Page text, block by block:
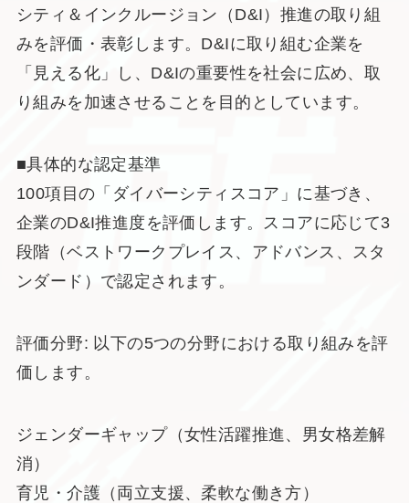
シティ＆インクルージョン（D&I）推進の取り組
みを評価・表彰します。D&Iに取り組む企業を
「見える化」し、D&Iの重要性を社会に広め、取
り組みを加速させることを目的としています。
■具体的な認定基準
100項目の「ダイバーシティスコア」に基づき、
企業のD&I推進度を評価します。スコアに応じて3
段階（ベストワークプレイス、アドバンス、スタ
ンダード）で認定されます。
評価分野: 以下の5つの分野における取り組みを評
価します。
ジェンダーギャップ（女性活躍推進、男女格差解
消）
育児・介護（両立支援、柔軟な働き方）